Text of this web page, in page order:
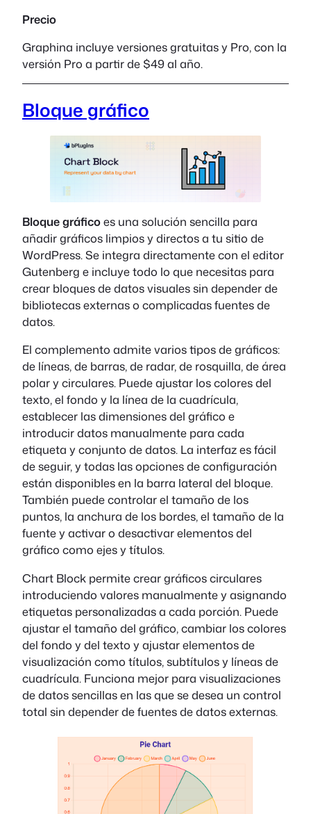
Precio
Graphina incluye versiones gratuitas y Pro, con la
versión Pro a partir de $49 al año.
Bloque gráfico
Bloque gráficoes una solución sencilla para
añadir gráficos limpios y directos a tu sitio de
WordPress. Se integra directamente con el editor
Gutenberg e incluye todo lo que necesitas para
crear bloques de datos visuales sin depender de
bibliotecas externas o complicadas fuentes de
datos.
El complemento admite varios tipos de gráficos:
de líneas, de barras, de radar, de rosquilla, de área
polar y circulares. Puede ajustar los colores del
texto, el fondo y la línea de la cuadrícula,
establecer las dimensiones del gráfico e
introducir datos manualmente para cada
etiqueta y conjunto de datos. La interfaz es fácil
de seguir, y todas las opciones de configuración
están disponibles en la barra lateral del bloque.
También puede controlar el tamaño de los
puntos, la anchura de los bordes, el tamaño de la
fuente y activar o desactivar elementos del
gráfico como ejes y títulos.
Chart Block permite crear gráficos circulares
introduciendo valores manualmente y asignando
etiquetas personalizadas a cada porción. Puede
ajustar el tamaño del gráfico, cambiar los colores
del fondo y del texto y ajustar elementos de
visualización como títulos, subtítulos y líneas de
cuadrícula. Funciona mejor para visualizaciones
de datos sencillas en las que se desea un control
total sin depender de fuentes de datos externas.